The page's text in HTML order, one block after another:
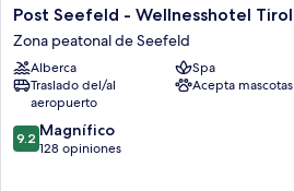
Post
Seefeld
-
Wellnesshotel
Tirol
Zona
peatonal
de
Post Seefeld - Wellnesshotel Tirol
Zona peatonal de Seefeld
Alberca
Spa
Traslado del/al
aeropuerto
Acepta mascotas
9.2
de
9.2 Magnífico
128 opiniones